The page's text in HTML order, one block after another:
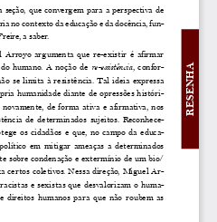
RESENHA
que  convergem  para  a  perspectiva  de
no contexto da educação e da docência, fun-
a saber.
Arroyo  argumenta  que  re-existir  é  afirmar
humano.  A  noção  de re-existência,  confor-
se  limita  à  resistência.  Tal  ideia  expressa
humanidade diante de opressões históri-
de  forma  ativa  e  afirmativa,  nos
de  determinados  sujeitos.  Reconhece-
os  cidadãos  e  que,  no  campo  da  educa-
em  mitigar  ameaças  a  determinados
sobre condenação e extermínio de um bio/
certos coletivos. Nessa direção, Miguel Ar-
e sexistas que desvalorizam o huma-
direitos  humanos  para  que  não  roubem  as